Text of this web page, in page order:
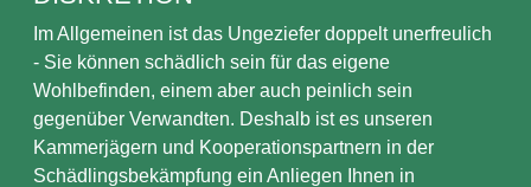
Im Allgemeinen ist das Ungeziefer doppelt unerfreulich
- Sie können schädlich sein für das eigene
Wohlbefinden, einem aber auch peinlich sein
gegenüber Verwandten. Deshalb ist es unseren
Kammerjägern und Kooperationspartnern in der
Schädlingsbekämpfung ein Anliegen Ihnen in